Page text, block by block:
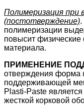
Полимеризация при
(постотверждение).
полимеризации
повысит физические
материала.
ПРИМЕНЕНИЕ
отверждения форма
поддерживающей
Plasti-Paste
жесткой корковой